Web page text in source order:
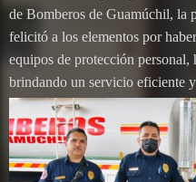
de Bomberos de Guamúchil, la
felicitó a los elementos por
equipos de protección personal,
brindando un servicio eficiente